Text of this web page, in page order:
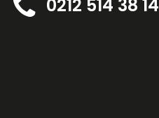
0212 514 38 14